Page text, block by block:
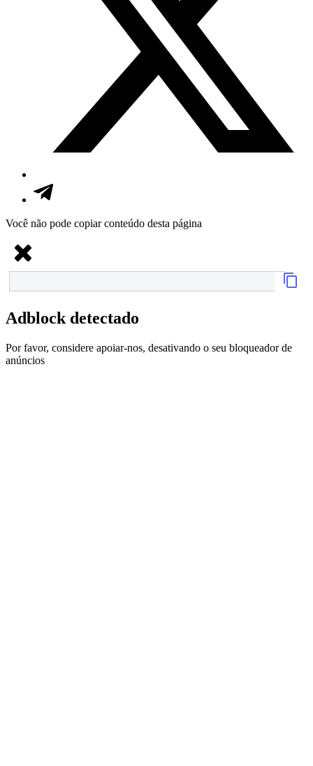
Você não pode copiar conteúdo desta página
Adblock detectado
Por favor, considere apoiar-nos, desativando o seu bloqueador de
anúncios